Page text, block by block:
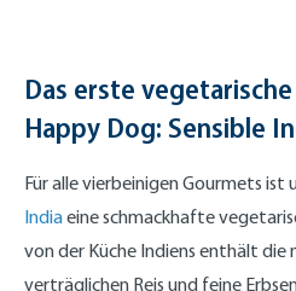
Das erste
Happy Dog: Sensible
Für alle vierbeinigen Gourmets ist
Indiaeine schmackhafte
von der Küche Indiens enthält
verträglichen Reis und feine